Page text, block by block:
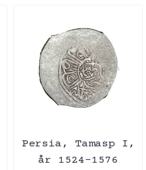
Persia, Tamasp I,
år 1524-1576